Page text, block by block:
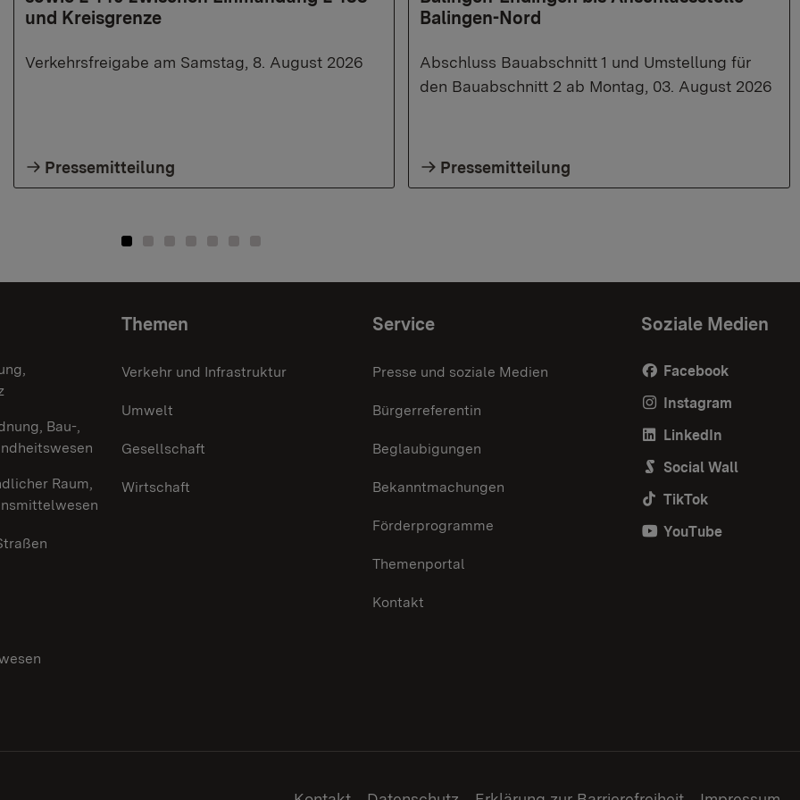
und Kreisgrenze
Verkehrsfreigabe am Samstag, 8. August 2026
Pressemitteilung
Balingen-Nord
Abschluss Bauabschnitt 1 und Umstellung für
den Bauabschnitt 2 ab Montag, 03. August 2026
Pressemitteilung
Bau-,
Raum,
Themen
Verkehr und Infrastruktur
Umwelt
Gesellschaft
Wirtschaft
Service
Presse und soziale Medien
Bürgerreferentin
Beglaubigungen
Bekanntmachungen
Förderprogramme
Themenportal
Kontakt
Soziale Medien
Facebook
Instagram
LinkedIn
Social Wall
TikTok
YouTube